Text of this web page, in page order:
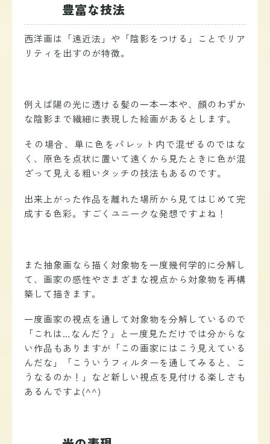
豊富な技法
西洋画は「遠近法」や「陰影をつける」ことでリア
リティを出すのが特徴。
例えば陽の光に透ける髪の一本一本や、顔のわずか
な陰影まで繊細に表現した絵画があるとします。
その場合、単に色をパレット内で混ぜるのではな
く、原色を点状に置いて遠くから見たときに色が混
ざって見える粗いタッチの技法もあるのです。
出来上がった作品を離れた場所から見てはじめて完
成する色彩。すごくユニークな発想ですよね！
また抽象画なら描く対象物を一度幾何学的に分解し
て、画家の感性やさまざまな視点から対象物を再構
築して描きます。
一度画家の視点を通して対象物を分解しているので
「これは…なんだ？」と一度見ただけでは分からな
い作品もありますが「この画家にはこう見えている
んだな」「こういうフィルターを通してみると、こ
うなるのか！」など新しい視点を見付ける楽しさも
あるんですよ(^^)